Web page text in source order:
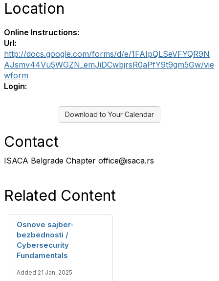
Location
Online Instructions:
Url:
http://docs.google.com/forms/d/e/1FAIpQLSeVFYQR9N
AJsmv44Vu5WGZN_emJiDCwbjrsR0aPfY9t9gm5Gw/vie
wform
Login:
Download to Your Calendar
Contact
ISACA Belgrade Chapter office@isaca.rs
Related Content
Osnove sajber-
bezbednosti /
Cybersecurity
Fundamentals
Added 21 Jan, 2025